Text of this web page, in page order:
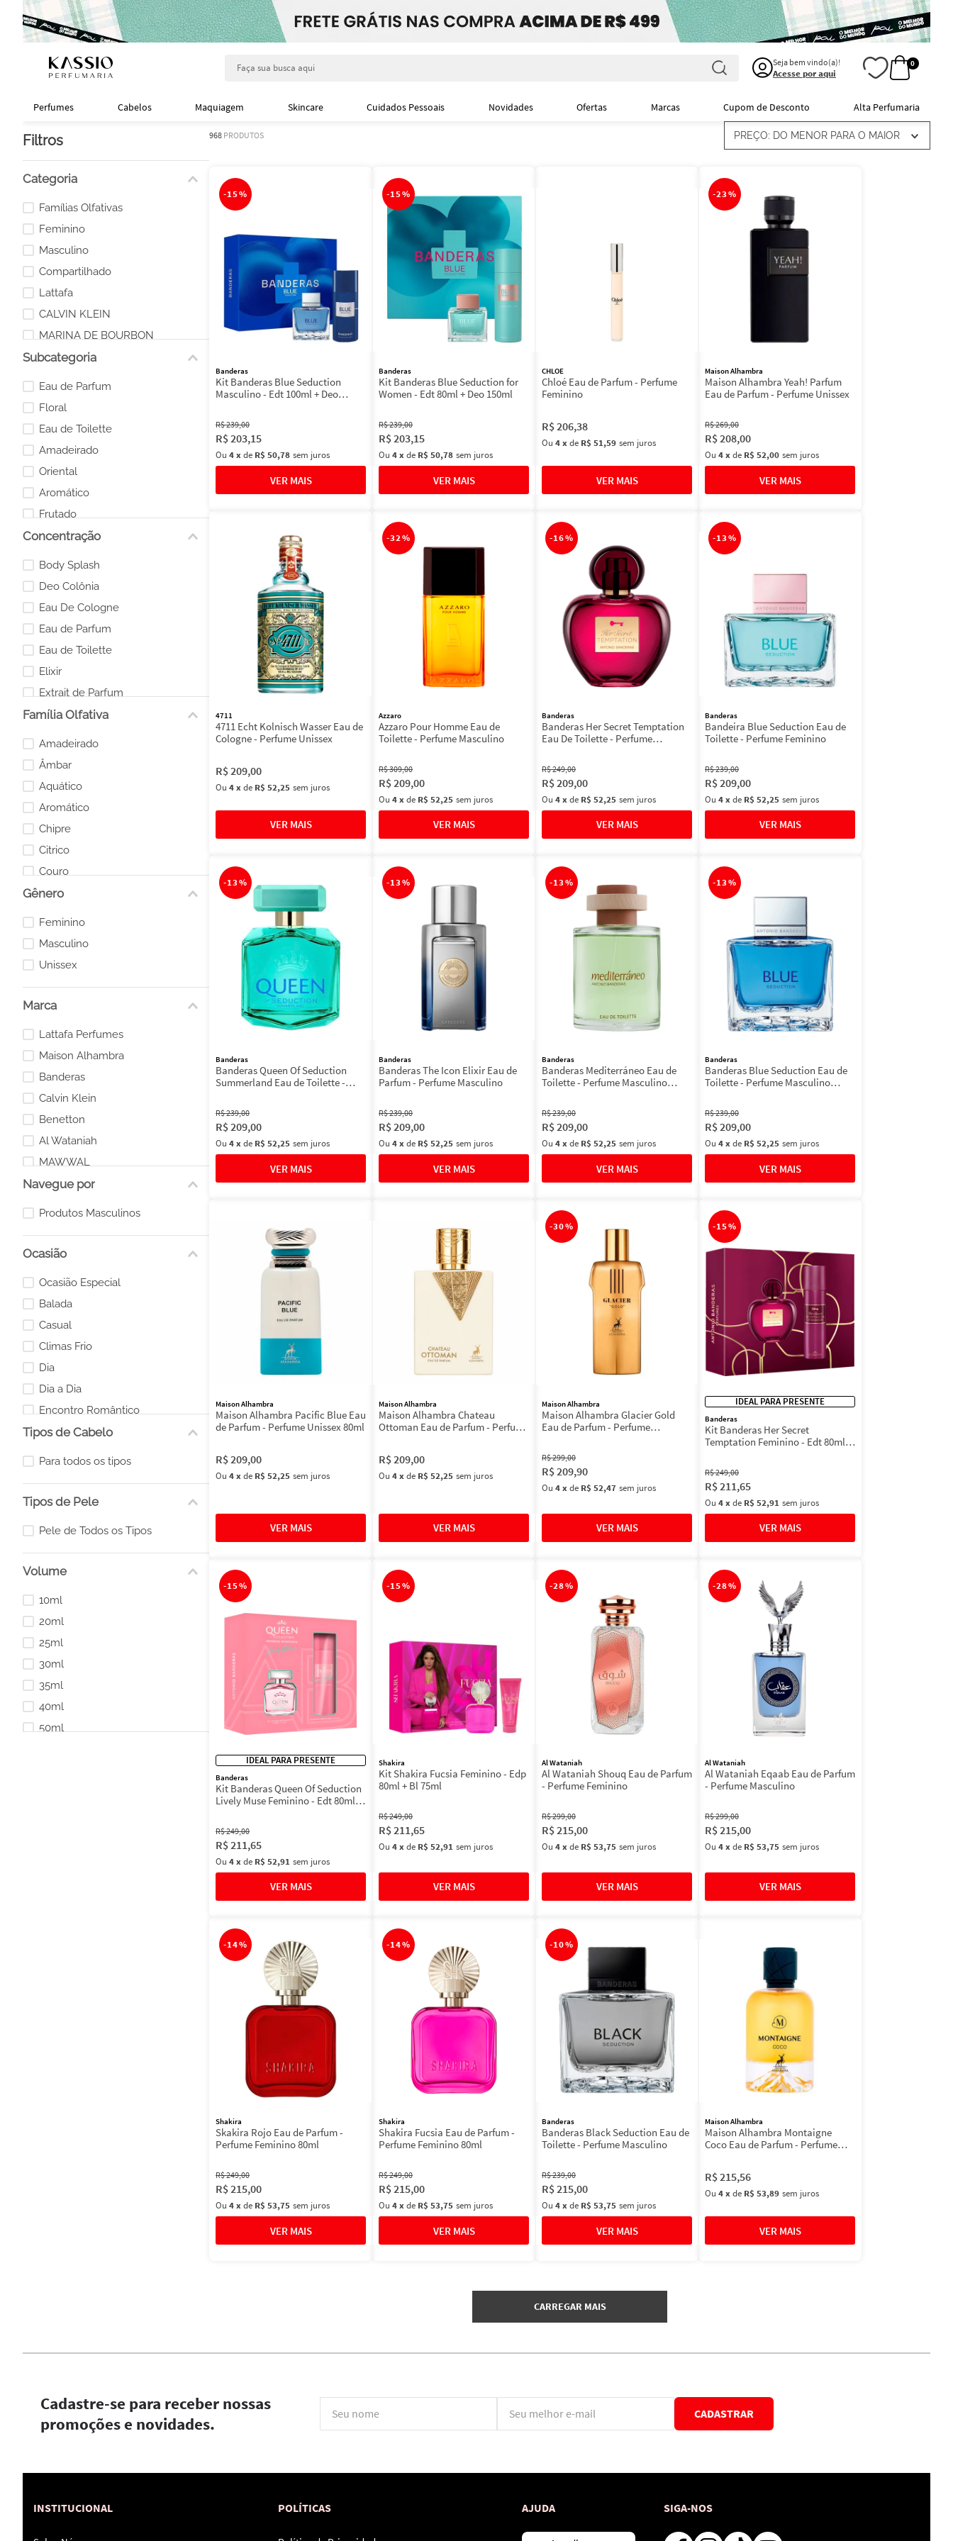
Seja bem vindo(a)!
Acesse por aqui
0
Perfumes Cabelos Maquiagem Skincare Cuidados Pessoais Novidades Ofertas Marcas Cupom de Desconto Alta Perfumaria
Filtros
Categoria
Famílias Olfativas
Feminino
Masculino
Compartilhado
Lattafa
CALVIN KLEIN
MARINA DE BOURBON
Infantil
Subcategoria
Eau de Parfum
Floral
Eau de Toilette
Amadeirado
Oriental
Aromático
Frutado
Kits Presentes
Concentração
Body Splash
Deo Colônia
Eau De Cologne
Eau de Parfum
Eau de Toilette
Elixir
Extrait de Parfum
Parfum
Família Olfativa
Amadeirado
Âmbar
Aquático
Aromático
Chipre
Citrico
Couro
Floral
Gênero
Feminino
Masculino
Unissex
Marca
Lattafa Perfumes
Maison Alhambra
Banderas
Calvin Klein
Benetton
Al Wataniah
MAWWAL
Al Absar
Navegue por
Produtos Masculinos
Ocasião
Ocasião Especial
Balada
Casual
Climas Frio
Dia
Dia a Dia
Encontro Romântico
Encontros
Tipos de Cabelo
Para todos os tipos
Tipos de Pele
Pele de Todos os Tipos
Volume
10ml
20ml
25ml
30ml
35ml
40ml
50ml
968 PRODUTOS PREÇO: DO MENOR PARA O MAIOR
-15%
Banderas
Kit Banderas Blue Seduction
Masculino - Edt 100ml + Deo
R$239,00
R$203,15
Ou 4xde R$ 50,78 sem juros
-15%
Banderas
Kit Banderas Blue Seduction for
Women - Edt 80ml + Deo 150ml
R$239,00
R$203,15
Ou 4xde R$ 50,78 sem juros
CHLOE
Chloé Eau de Parfum - Perfume
Feminino
R$206,38
Ou 4xde R$ 51,59 sem juros
-23%
Maison Alhambra
Maison Alhambra Yeah! Parfum
Eau de Parfum - Perfume Unissex
R$269,00
R$208,00
Ou 4xde R$ 52,00 sem juros
4711
4711 Echt Kolnisch Wasser Eau de
Cologne - Perfume Unissex
R$209,00
Ou 4xde R$ 52,25 sem juros
-32%
Azzaro
Azzaro Pour Homme Eau de
Toilette - Perfume Masculino
R$309,00
R$209,00
Ou 4xde R$ 52,25 sem juros
-16%
Banderas
Banderas Her Secret Temptation
Eau De Toilette - Perfume
R$249,00
R$209,00
Ou 4xde R$ 52,25 sem juros
-13%
Banderas
Bandeira Blue Seduction Eau de
Toilette - Perfume Feminino
R$239,00
R$209,00
Ou 4xde R$ 52,25 sem juros
-13%
Banderas
Banderas Queen Of Seduction
Summerland Eau de Toilette -
R$239,00
R$209,00
Ou 4xde R$ 52,25 sem juros
-13%
Banderas
Banderas The Icon Elixir Eau de
Parfum - Perfume Masculino
R$239,00
R$209,00
Ou 4xde R$ 52,25 sem juros
-13%
Banderas
Banderas Mediterráneo Eau de
Toilette - Perfume Masculino
R$239,00
R$209,00
Ou 4xde R$ 52,25 sem juros
-13%
Banderas
Banderas Blue Seduction Eau de
Toilette - Perfume Masculino
R$239,00
R$209,00
Ou 4xde R$ 52,25 sem juros
Maison Alhambra
Maison Alhambra Pacific Blue Eau
de Parfum - Perfume Unissex 80ml
R$209,00
Ou 4xde R$ 52,25 sem juros
Maison Alhambra
Maison Alhambra Chateau
Ottoman Eau de Parfum - Perfume
R$209,00
Ou 4xde R$ 52,25 sem juros
-30%
Maison Alhambra
Maison Alhambra Glacier Gold
Eau de Parfum - Perfume
R$299,00
R$209,90
Ou 4xde R$ 52,47 sem juros
-15%
IDEAL PARA PRESENTE
Banderas
Kit Banderas Her Secret
Temptation Feminino - Edt 80ml +
R$249,00
R$211,65
Ou 4xde R$ 52,91 sem juros
-15%
IDEAL PARA PRESENTE
Banderas
Kit Banderas Queen Of Seduction
Lively Muse Feminino - Edt 80ml +
R$249,00
R$211,65
Ou 4xde R$ 52,91 sem juros
-15%
Shakira
Kit Shakira Fucsia Feminino - Edp
80ml + Bl 75ml
R$249,00
R$211,65
Ou 4xde R$ 52,91 sem juros
-28%
Al Wataniah
Al Wataniah Shouq Eau de Parfum
- Perfume Feminino
R$299,00
R$215,00
Ou 4xde R$ 53,75 sem juros
-28%
Al Wataniah
Al Wataniah Eqaab Eau de Parfum
- Perfume Masculino
R$299,00
R$215,00
Ou 4xde R$ 53,75 sem juros
-14%
Shakira
Skakira Rojo Eau de Parfum -
Perfume Feminino 80ml
R$249,00
R$215,00
Ou 4xde R$ 53,75 sem juros
-14%
Shakira
Shakira Fucsia Eau de Parfum -
Perfume Feminino 80ml
R$249,00
R$215,00
Ou 4xde R$ 53,75 sem juros
-10%
Banderas
Banderas Black Seduction Eau de
Toilette - Perfume Masculino
R$239,00
R$215,00
Ou 4xde R$ 53,75 sem juros
Maison Alhambra
Maison Alhambra Montaigne
Coco Eau de Parfum - Perfume
R$215,56
Ou 4xde R$ 53,89 sem juros
Cadastre-se para receber nossas
promoções e novidades.
CADASTRAR
INSTITUCIONAL POLÍTICAS AJUDA SIGA-NOS